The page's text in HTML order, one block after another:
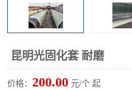
昆明光固化套 耐磨
价格： 200.00 元/个 起